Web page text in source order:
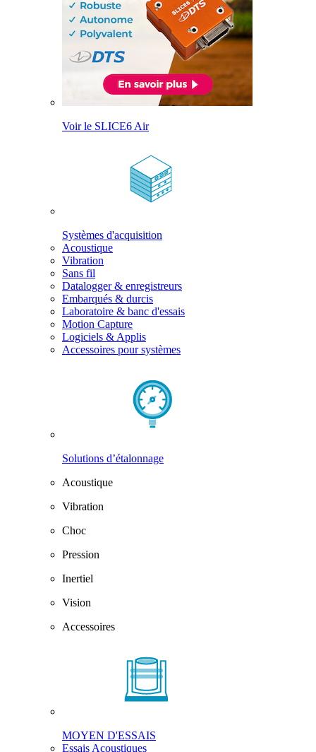
Voir le SLICE6 Air
Systèmes d'acquisition
Acoustique
Vibration
Sans fil
Datalogger & enregistreurs
Embarqués & durcis
Laboratoire & banc d'essais
Motion Capture
Logiciels & Applis
Accessoires pour systèmes
Solutions d’étalonnage
Acoustique
Vibration
Choc
Pression
Inertiel
Vision
Accessoires
MOYEN D'ESSAIS
Essais Acoustiques